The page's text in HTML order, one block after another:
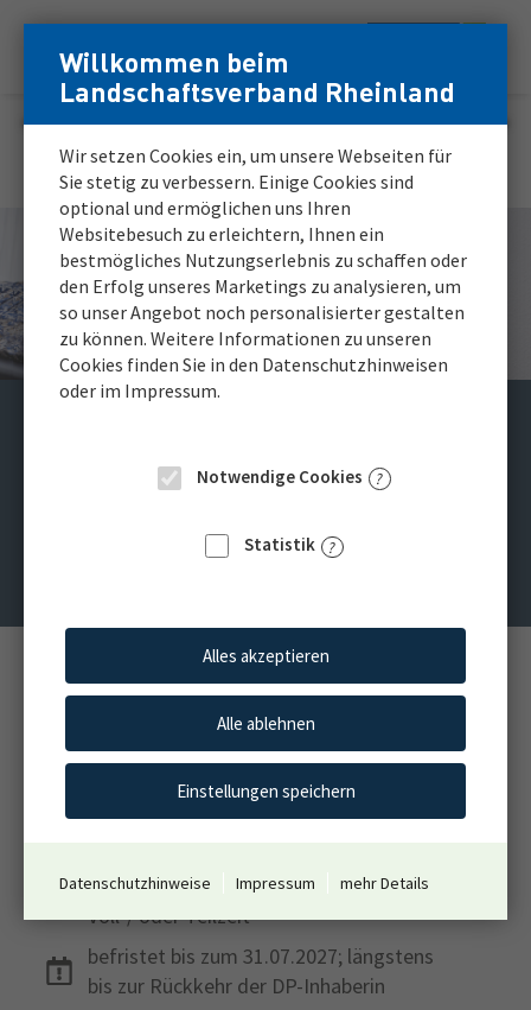
Inhalt
Login
Bewerber*innen
Login
Bewerber*innen
Navigation
Hauptnavigation
Menü
Willkommen beim
Landschaftsverband Rheinland
Wir setzen Cookies ein, um unsere Webseiten für
Sie stetig zu verbessern. Einige Cookies sind
optional und ermöglichen uns Ihren
Websitebesuch zu erleichtern, Ihnen ein
bestmögliches Nutzungserlebnis zu schaffen oder
den Erfolg unseres Marketings zu analysieren, um
so unser Angebot noch personalisierter gestalten
zu können. Weitere Informationen zu unseren
Cookies finden Sie in den Datenschutzhinweisen
oder im Impressum.
Notwendige Cookies
Statistik
Alles akzeptieren
Alle ablehnen
Einstellungen speichern
Datenschutzhinweise Impressum mehr Details
Karriereportal
(m/w/d) für die LVR-
Standort:
Einsatzstelle:
LVR-Schulen
Vergütung:
Arbeitszeit:
Voll-/ oder Teilzeit
befristet bis zum 31.07.2027; längstens
bis zur Rückkehr der DP-Inhaberin